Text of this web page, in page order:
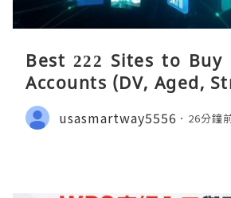
Best 222 Sites to Buy
Accounts (DV, Aged,
fied)
usasmartway5556 26分鐘